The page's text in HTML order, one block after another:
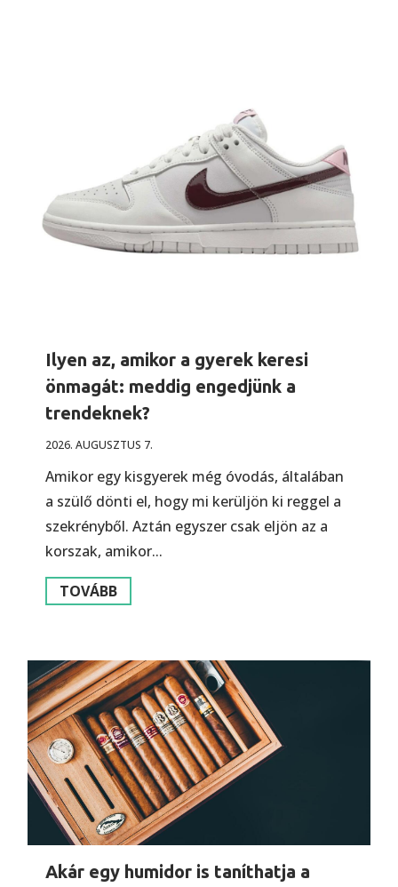
Ilyen az, amikor a gyerek keresi
önmagát: meddig engedjünk a
trendeknek?
2026. AUGUSZTUS 7.
Amikor egy kisgyerek még óvodás, általában
a szülő dönti el, hogy mi kerüljön ki reggel a
szekrényből. Aztán egyszer csak eljön az a
korszak, amikor...
TOVÁBB
Akár egy humidor is taníthatja a